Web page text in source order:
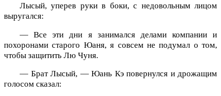
Лысый, уперев руки в боки, с недовольным лицом
выругался:
— Все эти дни я занимался делами компании и
похоронами старого Юаня, я совсем не подумал о том,
чтобы защитить Лю Чуня.
— Брат Лысый, — Юань Кэ повернулся и дрожащим
голосом сказал: